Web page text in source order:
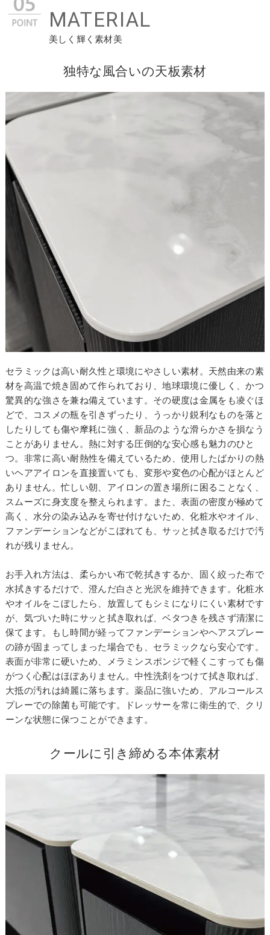
MATERIAL
美しく輝く素材美
独特な風合いの天板素材
セラミックは高い耐久性と環境にやさしい素材。天然由来の素
材を高温で焼き固めて作られており、地球環境に優しく、かつ
驚異的な強さを兼ね備えています。その硬度は金属をも凌ぐほ
どで、コスメの瓶を引きずったり、うっかり鋭利なものを落と
したりしても傷や摩耗に強く、新品のような滑らかさを損なう
ことがありません。熱に対する圧倒的な安心感も魅力のひと
つ。非常に高い耐熱性を備えているため、使用したばかりの熱
いヘアアイロンを直接置いても、変形や変色の心配がほとんど
ありません。忙しい朝、アイロンの置き場所に困ることなく、
スムーズに身支度を整えられます。また、表面の密度が極めて
高く、水分の染み込みを寄せ付けないため、化粧水やオイル、
ファンデーションなどがこぼれても、サッと拭き取るだけで汚
れが残りません。
お手入れ方法は、柔らかい布で乾拭きするか、固く絞った布で
水拭きするだけで、澄んだ白さと光沢を維持できます。化粧水
やオイルをこぼしたら、放置してもシミになりにくい素材です
が、気づいた時にサッと拭き取れば、ベタつきを残さず清潔に
保てます。もし時間が経ってファンデーションやヘアスプレー
の跡が固まってしまった場合でも、セラミックなら安心です。
表面が非常に硬いため、メラミンスポンジで軽くこすっても傷
がつく心配はほぼありません。中性洗剤をつけて拭き取れば、
大抵の汚れは綺麗に落ちます。薬品に強いため、アルコールス
プレーでの除菌も可能です。ドレッサーを常に衛生的で、クリ
ーンな状態に保つことができます。
クールに引き締める本体素材